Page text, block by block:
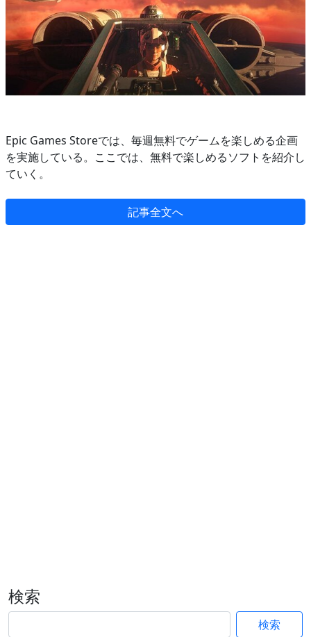
Epic Games Storeでは、毎週無料でゲームを楽しめる企画
を実施している。ここでは、無料で楽しめるソフトを紹介し
ていく。
記事全文へ
検索
検索